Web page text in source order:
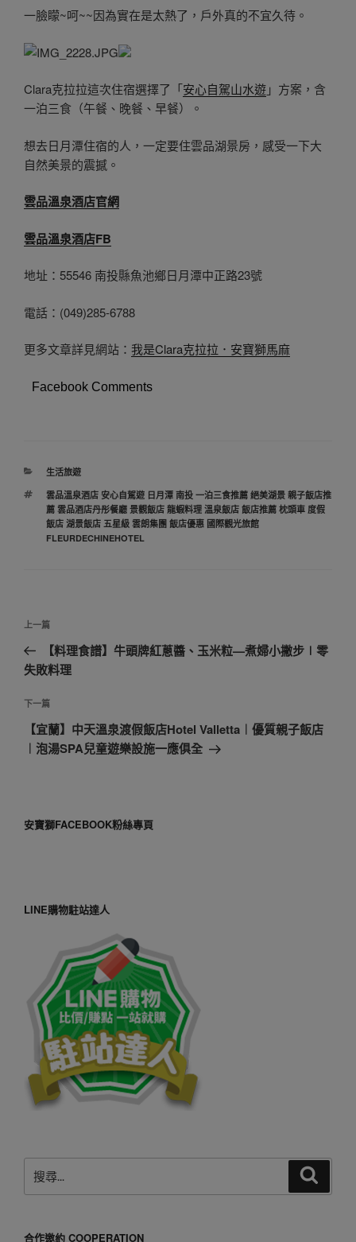
一臉矇~呵~~因為實在是太熱了，戶外真的不宜久待。
Clara克拉拉這次住宿選擇了「安心自駕山水遊」方案，含
一泊三食（午餐、晚餐、早餐）。
想去日月潭住宿的人，一定要住雲品湖景房，感受一下大
自然美景的震撼。
雲品溫泉酒店官網
雲品溫泉酒店FB
地址：55546 南投縣魚池鄉日月潭中正路23號
電話：(049)285-6788
更多文章詳見網站： 我是Clara克拉拉．安寶獅馬麻
Facebook Comments
分
生活旅遊
標
籤
雲品溫泉酒店 安心自駕遊 日月潭 南投 一泊三食推薦 絕美湖景 親子飯店推
薦 雲品酒店丹彤餐廳 景觀飯店 龍蝦料理 溫泉飯店 飯店推薦 枕頭車 度假
飯店 湖景飯店 五星級 雲朗集團 飯店優惠 國際觀光旅館
FLEURDECHINEHOTEL
文
導
覽
上
一
篇
章
上一篇
【料理食譜】牛頭牌紅蔥醬、玉米粒—煮婦小撇步∣零
失敗料理
下
一
篇
下一篇
【宜蘭】中天溫泉渡假飯店Hotel Valletta︱優質親子飯店
︱泡湯SPA兒童遊樂設施一應俱全
安寶獅FACEBOOK粉絲專頁
LINE購物駐站達人
尋
合作邀約 COOPERATION